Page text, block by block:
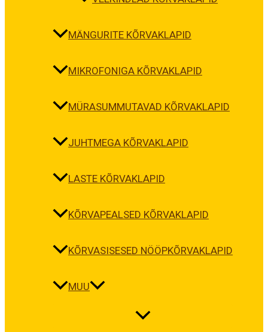
MÄNGURITE KÕRVAKLAPID
MIKROFONIGA KÕRVAKLAPID
MÜRASUMMUTAVAD KÕRVAKLAPID
JUHTMEGA KÕRVAKLAPID
LASTE KÕRVAKLAPID
KÕRVAPEALSED KÕRVAKLAPID
KÕRVASISESED NÖÖPKÕRVAKLAPID
MUU